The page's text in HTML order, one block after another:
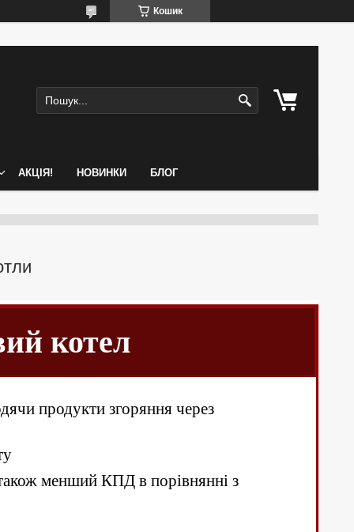
Кошик
АКЦІЯ! НОВИНКИ БЛОГ
котел
продукти згоряння через
менший КПД в порівнянні з